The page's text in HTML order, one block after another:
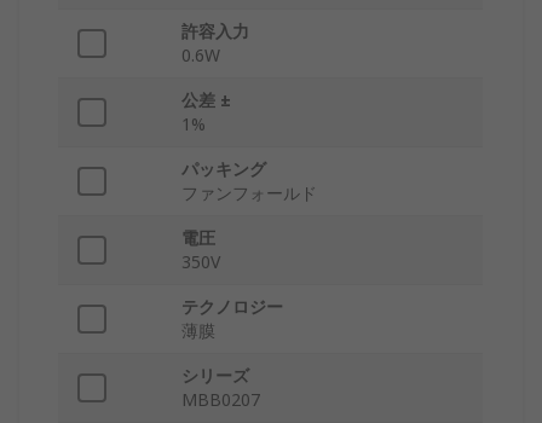
許容入力
0.6W
公差 ±
1%
パッキング
ファンフォールド
電圧
350V
テクノロジー
薄膜
シリーズ
MBB0207